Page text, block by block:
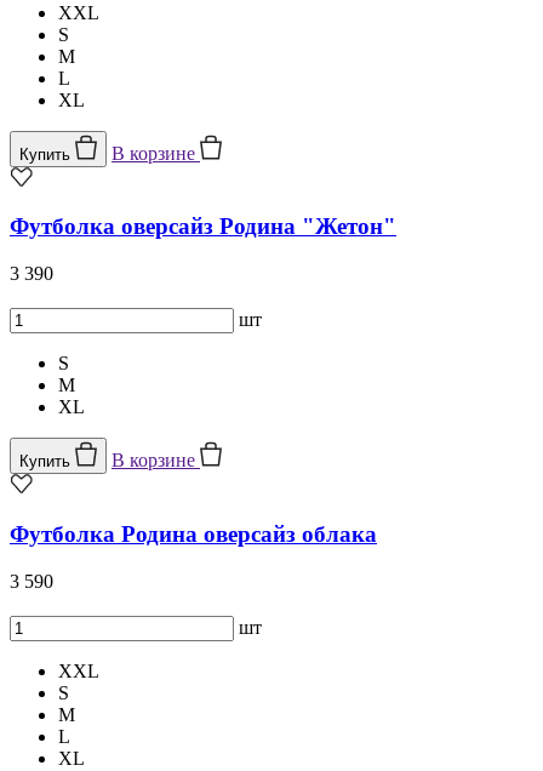
XXL
S
M
L
XL
Купить В корзине
Футболка оверсайз Родина "Жетон"
3 390
шт
S
M
XL
Купить В корзине
Футболка Родина оверсайз облака
3 590
шт
XXL
S
M
L
XL